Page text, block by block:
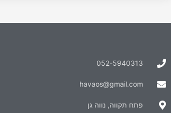
052-5940313
havaos@gmail.com
פתח תקווה, נווה גן